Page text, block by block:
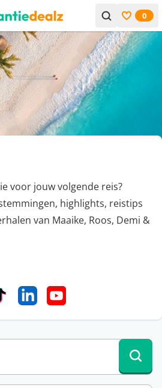
Bekijk
0
voor jouw volgende reis?
highlights, reistips
van Maaike, Roos, Demi &
Zoek